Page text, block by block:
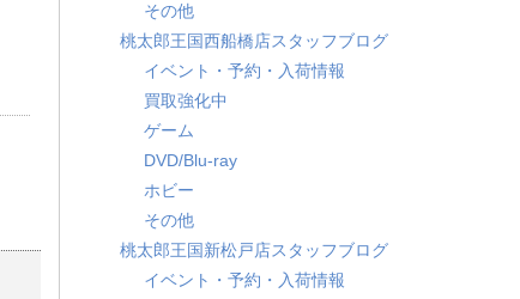
その他
桃太郎王国西船橋店スタッフブログ
イベント・予約・入荷情報
買取強化中
ゲーム
DVD/Blu-ray
ホビー
その他
桃太郎王国新松戸店スタッフブログ
イベント・予約・入荷情報